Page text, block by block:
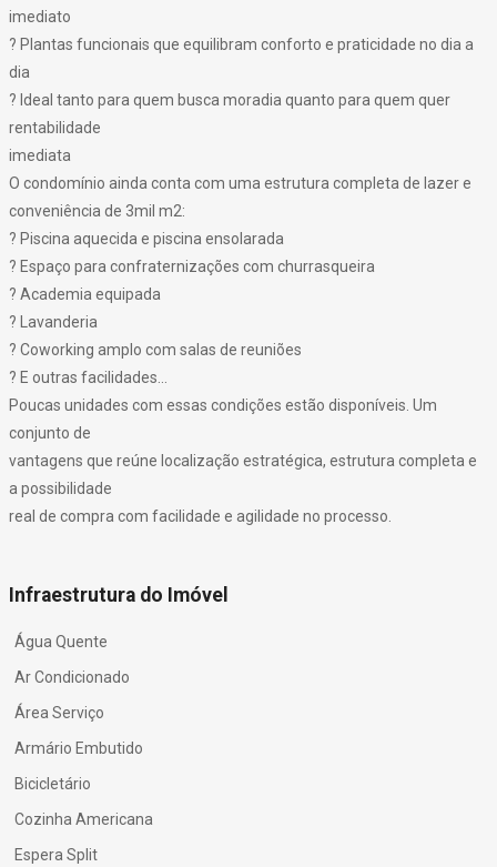
imediato
? Plantas funcionais que equilibram conforto e praticidade no dia a
dia
? Ideal tanto para quem busca moradia quanto para quem quer
rentabilidade
imediata
O condomínio ainda conta com uma estrutura completa de lazer e
conveniência de 3mil m2:
? Piscina aquecida e piscina ensolarada
? Espaço para confraternizações com churrasqueira
? Academia equipada
? Lavanderia
? Coworking amplo com salas de reuniões
? E outras facilidades...
Poucas unidades com essas condições estão disponíveis. Um
conjunto de
vantagens que reúne localização estratégica, estrutura completa e
a possibilidade
real de compra com facilidade e agilidade no processo.
Infraestrutura do Imóvel
Água Quente
Ar Condicionado
Área Serviço
Armário Embutido
Bicicletário
Cozinha Americana
Espera Split